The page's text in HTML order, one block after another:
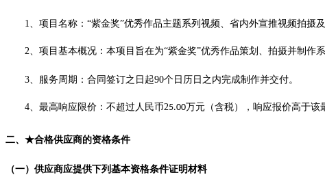
1 、项目名称： “紫金奖”优秀作品主题系列视频、省内外宣推视频拍摄
2 项目 基本概况 ： 本项目旨在为“紫金奖”优秀作品策划、拍摄并制作
3 、服务 周期 ：合同签订之日起90个日历日之内完成制作并交付。
4 、最高响应限价：不超过人民币25.00万元（含税），响应报价高于该
二、 ★合格供应商的资格条件
（一）供应商应提供下列基本资格条件证明材料